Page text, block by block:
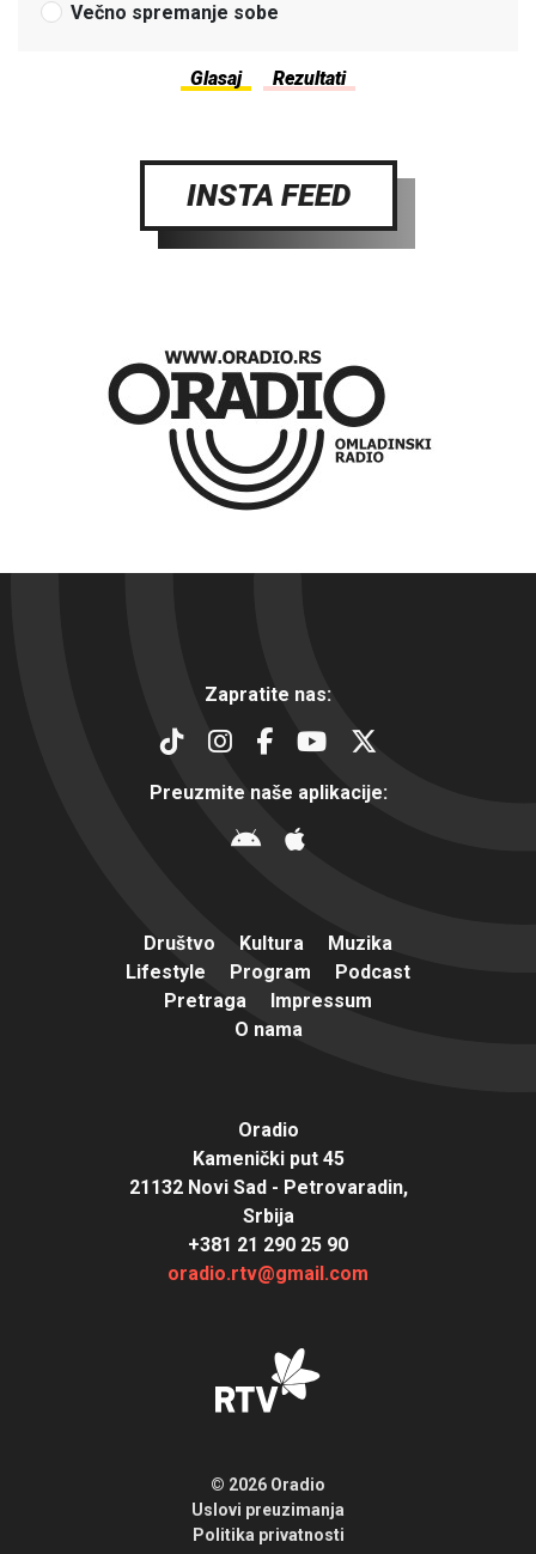
Večno spremanje sobe
INSTA FEED
Zapratite nas:
Preuzmite naše aplikacije:
Društvo Kultura
Muzika
Lifestyle
Program
Podcast
Pretraga
Impressum
O nama
Oradio
Kamenički put 45
21132 Novi Sad - Petrovaradin,
Srbija
+381 21 290 25 90
oradio.rtv@gmail.com
© 2026 Oradio
Uslovi preuzimanja
Politika privatnosti